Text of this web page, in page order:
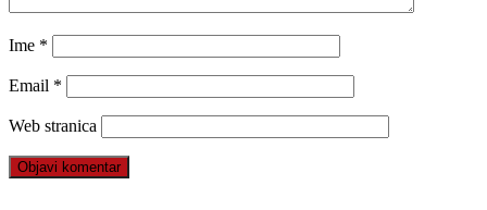
Ime *
Email *
Web stranica